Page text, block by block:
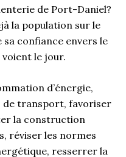
de Port-Daniel?
la population sur le
confiance envers le
le jour.
d’énergie,
de transport, favoriser
la construction
réviser les normes
resserrer la